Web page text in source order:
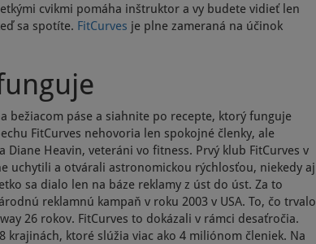
cvikmi pomáha inštruktor a vy budete vidieť len
sa spotíte. FitCurves je plne zameraná na účinok
bežiacom páse a siahnite po recepte, ktorý funguje
FitCurves nehovoria len spokojné členky, ale
Diane Heavin, veteráni vo fitness. Prvý klub FitCurves v
uchytili a otvárali astronomickou rýchlosťou, niekedy aj
sa dialo len na báze reklamy z úst do úst. Za to
reklamnú kampaň v roku 2003 v USA. To, čo trvalo
26 rokov. FitCurves to dokázali v rámci desaťročia.
krajinách, ktoré slúžia viac ako 4 miliónom členiek. Na